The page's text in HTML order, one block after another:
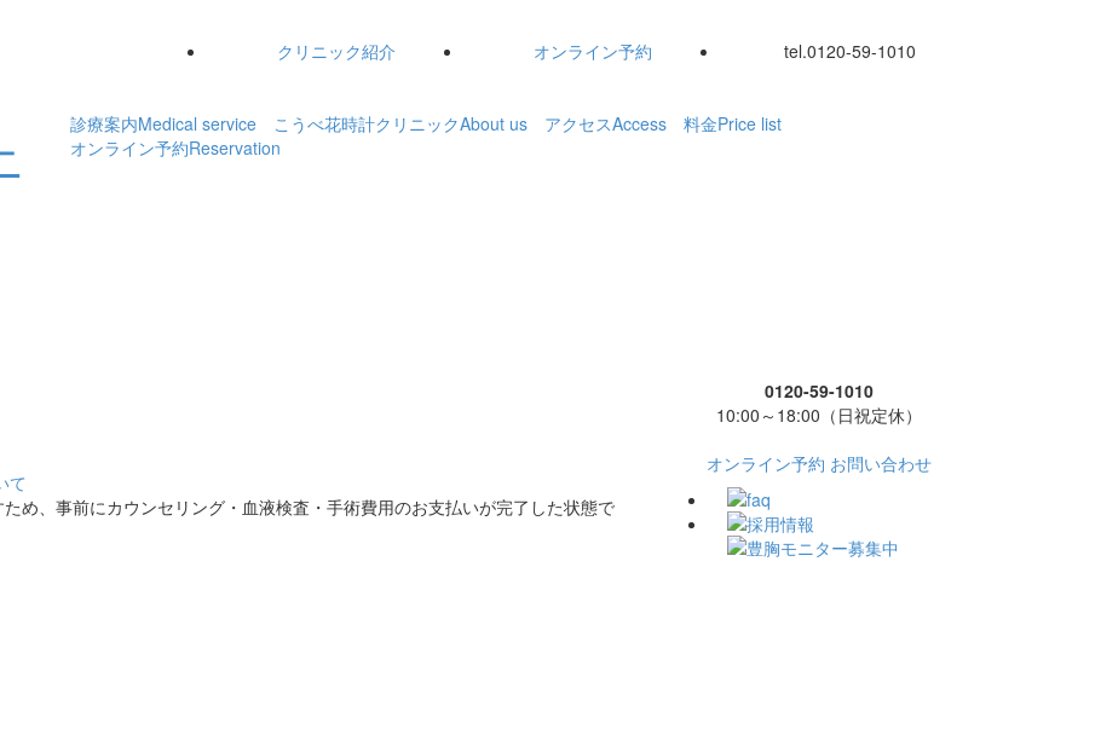
クリニック紹介 オンライン予約 tel.0120-59-1010
診療案内Medical service こうべ花時計クリニックAbout us アクセスAccess 料金Price list
オンライン予約Reservation
て
め、事前にカウンセリング・血液検査・手術費用のお支払いが完了した状態で
0120-59-1010
10:00～18:00（日祝定休）
オンライン予約 お問い合わせ